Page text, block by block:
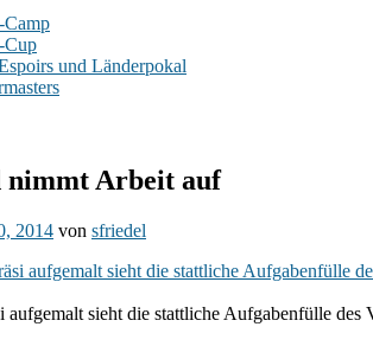
Camp
Cup
und Länderpokal
nimmt Arbeit auf
2014 von sfriedel
aufgemalt sieht die stattliche Aufgabenfülle des